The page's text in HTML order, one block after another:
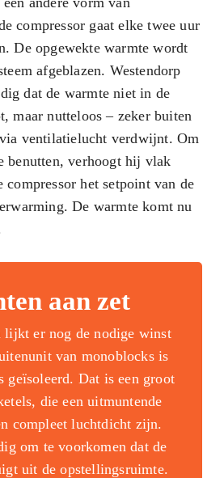
compressor gaat elke twee uur
De opgewekte warmte wordt
afgeblazen. Westendorp
dat de warmte niet in de
maar nutteloos – zeker buiten
ventilatielucht verdwijnt. Om
benutten, verhoogt hij vlak
compressor het setpoint van de
De warmte komt nu
aan zet
lijkt er nog de nodige winst
van monoblocks is
geïsoleerd. Dat is een groot
die een uitmuntende
compleet luchtdicht zijn.
om te voorkomen dat de
uit de opstellingsruimte.